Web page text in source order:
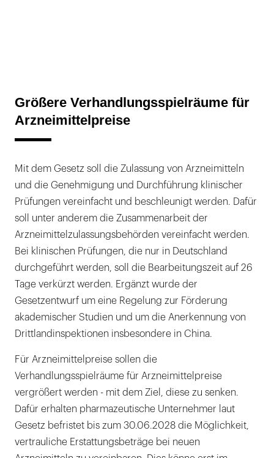
Größere Verhandlungsspielräume für
Arzneimittelpreise
Mit dem Gesetz soll die Zulassung von Arzneimitteln
und die Genehmigung und Durchführung klinischer
Prüfungen vereinfacht und beschleunigt werden. Dafür
soll unter anderem die Zusammenarbeit der
Arzneimittelzulassungsbehörden vereinfacht werden.
Bei klinischen Prüfungen, die nur in Deutschland
durchgeführt werden, soll die Bearbeitungszeit auf 26
Tage verkürzt werden. Ergänzt wurde der
Gesetzentwurf um eine Regelung zur Förderung
akademischer Studien und um die Anerkennung von
Drittlandinspektionen insbesondere in China.
Für Arzneimittelpreise sollen die
Verhandlungsspielräume für Arzneimittelpreise
vergrößert werden - mit dem Ziel, diese zu senken.
Dafür erhalten pharmazeutische Unternehmer laut
Gesetz befristet bis zum 30.06.2028 die Möglichkeit,
vertrauliche Erstattungsbeträge bei neuen